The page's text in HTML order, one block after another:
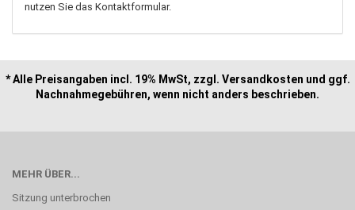
nutzen Sie das Kontaktformular.
* Alle Preisangaben incl. 19% MwSt, zzgl. Versandkosten und ggf.
Nachnahmegebühren, wenn nicht anders beschrieben.
MEHR ÜBER...
Sitzung unterbrochen